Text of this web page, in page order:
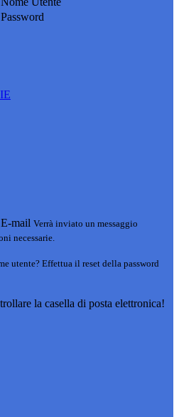
Password
E-mail Verrà inviato un messaggio
necessarie.
utente? Effettua il reset della password
la casella di posta elettronica!